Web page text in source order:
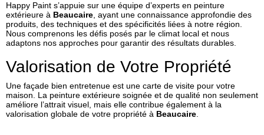
Happy Paint s’appuie sur une équipe d’experts en peinture
extérieure à Beaucaire , ayant une connaissance approfondie des
produits, des techniques et des spécificités liées à notre région.
Nous comprenons les défis posés par le climat local et nous
adaptons nos approches pour garantir des résultats durables.
Valorisation de Votre Propriété
Une façade bien entretenue est une carte de visite pour votre
maison. La peinture extérieure soignée et de qualité non seulement
améliore l’attrait visuel, mais elle contribue également à la
valorisation globale de votre propriété à Beaucaire